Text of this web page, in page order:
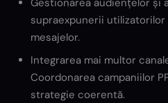
Gestionarea audiențelor și
supraexpunerii
mesajelor.
Integrarea mai multor
Coordonarea campaniilor
strategie coerentă.